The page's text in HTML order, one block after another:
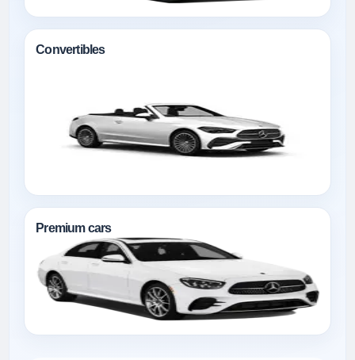
Convertibles
Premium cars